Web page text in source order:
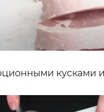
кусками и